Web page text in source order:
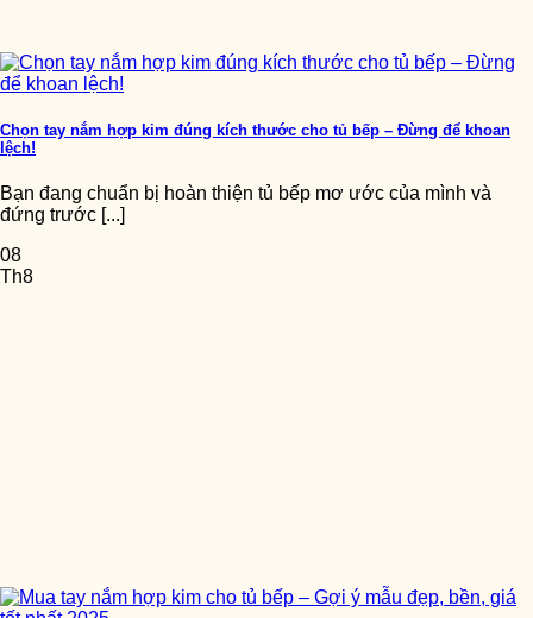
Chọn tay nắm hợp kim đúng kích thước cho tủ bếp – Đừng để khoan
lệch!
Bạn đang chuẩn bị hoàn thiện tủ bếp mơ ước của mình và
đứng trước [...]
08
Th8